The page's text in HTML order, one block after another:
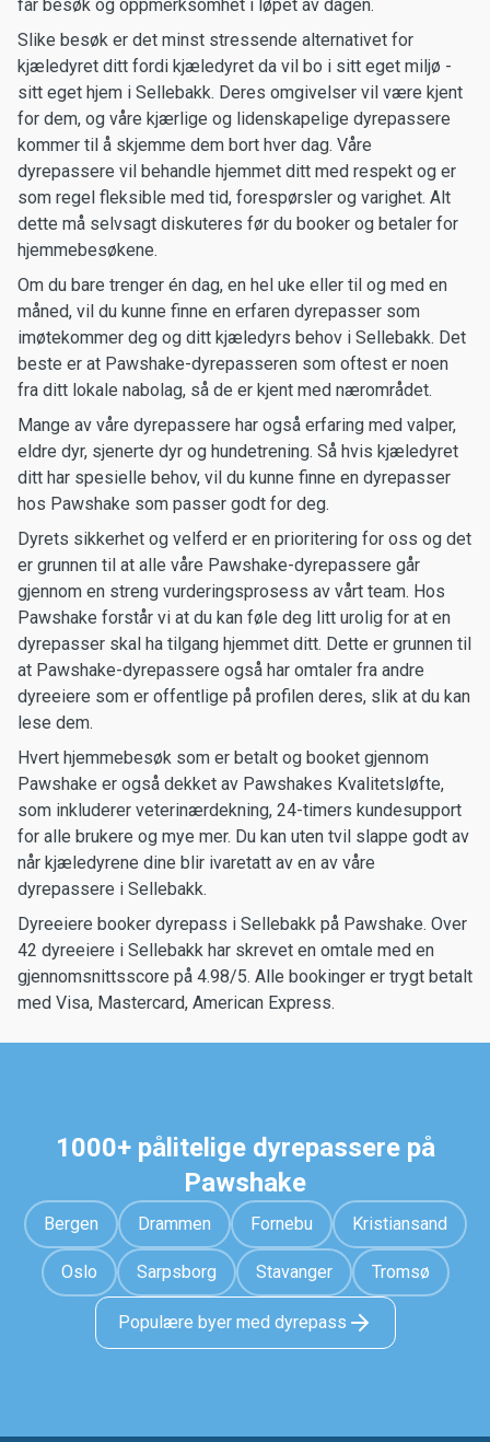
får besøk og oppmerksomhet i løpet av dagen.
Slike besøk er det minst stressende alternativet for
kjæledyret ditt fordi kjæledyret da vil bo i sitt eget miljø -
sitt eget hjem i Sellebakk. Deres omgivelser vil være kjent
for dem, og våre kjærlige og lidenskapelige dyrepassere
kommer til å skjemme dem bort hver dag. Våre
dyrepassere vil behandle hjemmet ditt med respekt og er
som regel fleksible med tid, forespørsler og varighet. Alt
dette må selvsagt diskuteres før du booker og betaler for
hjemmebesøkene.
Om du bare trenger én dag, en hel uke eller til og med en
måned, vil du kunne finne en erfaren dyrepasser som
imøtekommer deg og ditt kjæledyrs behov i Sellebakk. Det
beste er at Pawshake-dyrepasseren som oftest er noen
fra ditt lokale nabolag, så de er kjent med nærområdet.
Mange av våre dyrepassere har også erfaring med valper,
eldre dyr, sjenerte dyr og hundetrening. Så hvis kjæledyret
ditt har spesielle behov, vil du kunne finne en dyrepasser
hos Pawshake som passer godt for deg.
Dyrets sikkerhet og velferd er en prioritering for oss og det
er grunnen til at alle våre Pawshake-dyrepassere går
gjennom en streng vurderingsprosess av vårt team. Hos
Pawshake forstår vi at du kan føle deg litt urolig for at en
dyrepasser skal ha tilgang hjemmet ditt. Dette er grunnen til
at Pawshake-dyrepassere også har omtaler fra andre
dyreeiere som er offentlige på profilen deres, slik at du kan
lese dem.
Hvert hjemmebesøk som er betalt og booket gjennom
Pawshake er også dekket av Pawshakes Kvalitetsløfte,
som inkluderer veterinærdekning, 24-timers kundesupport
for alle brukere og mye mer. Du kan uten tvil slappe godt av
når kjæledyrene dine blir ivaretatt av en av våre
dyrepassere i Sellebakk.
Dyreeiere booker dyrepass i Sellebakk på Pawshake. Over
42 dyreeiere i Sellebakk har skrevet en omtale med en
gjennomsnittsscore på 4.98/5. Alle bookinger er trygt betalt
med Visa, Mastercard, American Express.
1000+ pålitelige dyrepassere på
Pawshake
Bergen Drammen Fornebu Kristiansand
Oslo Sarpsborg Stavanger Tromsø
Populære byer med dyrepass